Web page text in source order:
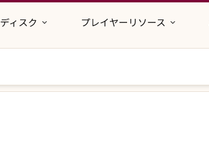
ディスク プレイヤーリソース